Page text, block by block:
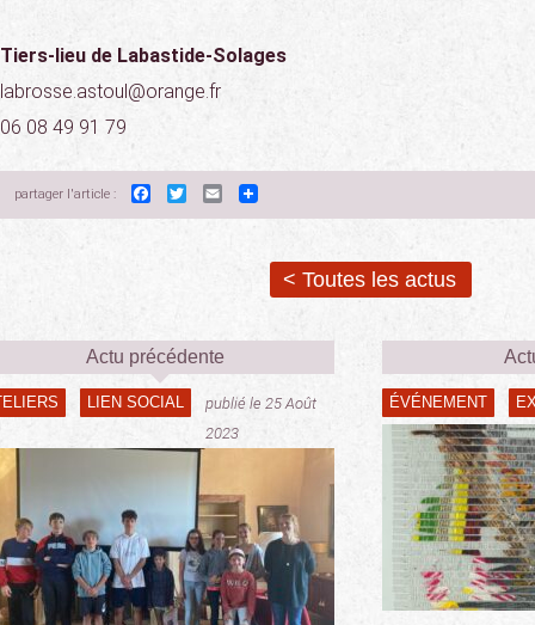
Tiers-lieu de Labastide-Solages
labrosse.astoul@orange.fr
06 08 49 91 79
partager l'article : Facebook
TwitterEmail
< Toutes les actus
Actu précédente
LIEN SOCIAL
publié le 25 Août
2023
ÉVÉNEMENT